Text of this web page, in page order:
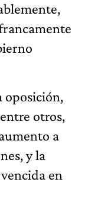
oposición,
otros,
a
y la
en